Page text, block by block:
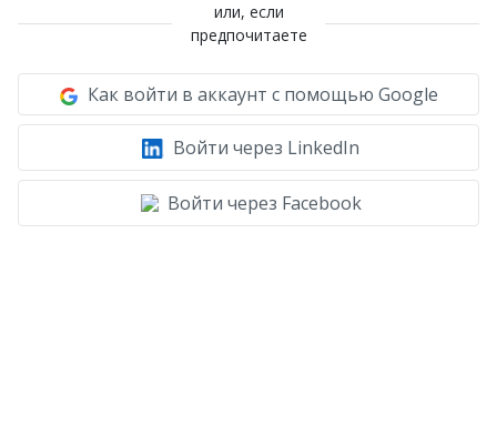
или, если
предпочитаете
Как войти в аккаунт с помощью Google
Войти через LinkedIn
Войти через Facebook